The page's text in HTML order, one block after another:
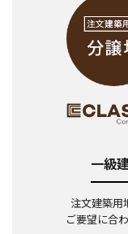
一級
注文建築用
ご要望に合